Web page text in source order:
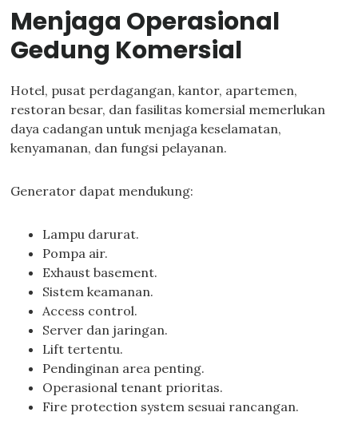
Menjaga Operasional
Gedung Komersial
Hotel, pusat perdagangan, kantor, apartemen,
restoran besar, dan fasilitas komersial memerlukan
daya cadangan untuk menjaga keselamatan,
kenyamanan, dan fungsi pelayanan.
Generator dapat mendukung:
Lampu darurat.
Pompa air.
Exhaust basement.
Sistem keamanan.
Access control.
Server dan jaringan.
Lift tertentu.
Pendinginan area penting.
Operasional tenant prioritas.
Fire protection system sesuai rancangan.